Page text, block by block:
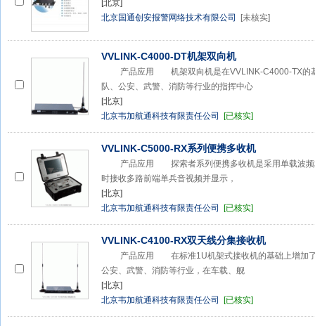
[北京]
北京国通创安报警网络技术有限公司
[未核实]
VVLINK-C4000-DT机架双向机
产品应用 机架双向机是在VVLINK-C4000-TX的基
队、公安、武警、消防等行业的指挥中心
[北京]
北京韦加航通科技有限责任公司
[已核实]
VVLINK-C5000-RX系列便携多收机
产品应用 探索者系列便携多收机是采用单载波频
时接收多路前端单兵音视频并显示，
[北京]
北京韦加航通科技有限责任公司
[已核实]
VVLINK-C4100-RX双天线分集接收机
产品应用 在标准1U机架式接收机的基础上增加了
公安、武警、消防等行业，在车载、舰
[北京]
北京韦加航通科技有限责任公司
[已核实]